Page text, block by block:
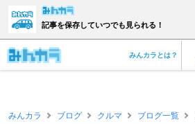
記事を保存していつでも見られる！
みんカラとは？
みんカラ ブログ クルマ ブログ一覧